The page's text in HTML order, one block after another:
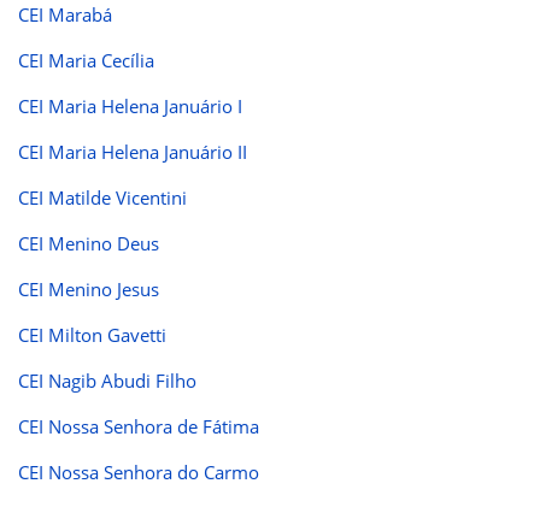
CEI Marabá
CEI Maria Cecília
CEI Maria Helena Januário I
CEI Maria Helena Januário II
CEI Matilde Vicentini
CEI Menino Deus
CEI Menino Jesus
CEI Milton Gavetti
CEI Nagib Abudi Filho
CEI Nossa Senhora de Fátima
CEI Nossa Senhora do Carmo